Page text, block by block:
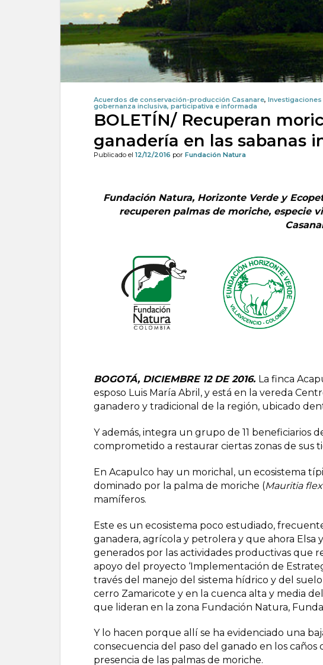
Acuerdos de conservación-producción Casanare,
gobernanza inclusiva, participativa e informada
BOLETÍN/ Recuperan
ganadería en las sabanas
Publicado el 12/12/2016 por Fundación Natura
Fundación Natura, Horizonte Verde y
recuperen palmas de moriche, especie
BOGOTÁ, DICIEMBRE 12 DE 2016. La finca
esposo Luis María Abril, y está en la vereda
ganadero y tradicional de la región, ubicado
Y además, integra un grupo de 11 beneficiarios
comprometido a restaurar ciertas zonas de sus
En Acapulco hay un morichal, un ecosistema
dominado por la palma de moriche (Mauritia
mamíferos.
Este es un ecosistema poco estudiado,
ganadera, agrícola y petrolera y que ahora Elsa
generados por las actividades productivas que
apoyo del proyecto ‘Implementación de
través del manejo del sistema hídrico y del
cerro Zamaricote y en la cuenca alta y media
que lideran en la zona Fundación Natura,
Y lo hacen porque allí se ha evidenciado una
consecuencia del paso del ganado en los
presencia de las palmas de moriche.